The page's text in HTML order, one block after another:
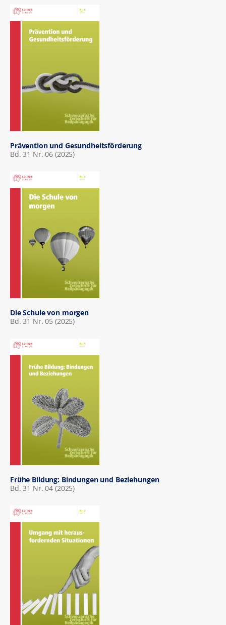
Prävention und Gesundheitsförderung
Bd. 31 Nr. 06 (2025)
Die Schule von morgen
Bd. 31 Nr. 05 (2025)
Frühe Bildung: Bindungen und Beziehungen
Bd. 31 Nr. 04 (2025)